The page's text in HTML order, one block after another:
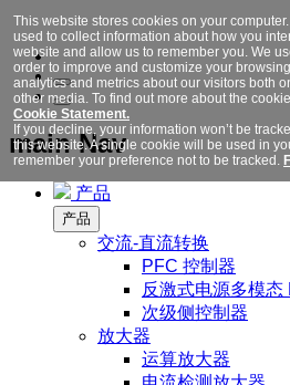
main Nav
产品
产品
交流-直流转换
PFC 控制器
反激式电源多模态
次级侧控制器
放大器
运算放大器
This website stores cookies on your
used to collect information about how you
website and allow us to remember you. We
order to improve and customize your
analytics and metrics about our visitors both
other media. To find out more about the
Cookie Statement.
If you decline, your information won’t be
this website. A single cookie will be used in
remember your preference not to be tracked.